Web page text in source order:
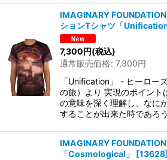
IMAGINARY
ションTシャツ「Unification
7,300円(税込)
通常販売価格: 7,300円
「Unification」 - ヒーロー
の旅）より 実現のポイント
の意味を深く理解し、なに
することが出来た時であろ
IMAGINARY
「Cosmological」
[13628